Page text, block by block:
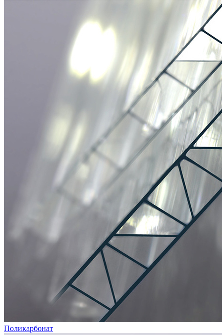
Поликарбонат